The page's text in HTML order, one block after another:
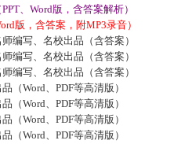
、Word版，含答案解析）
版，含答案，附MP3录音）
编写、名校出品（含答案）
编写、名校出品（含答案）
编写、名校出品（含答案）
（Word、PDF等高清版）
（Word、PDF等高清版）
（Word、PDF等高清版）
（Word、PDF等高清版）